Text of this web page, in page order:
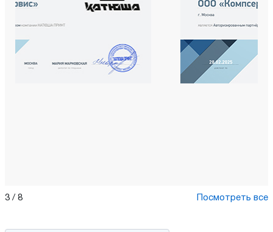
3 / 8 Посмотреть все